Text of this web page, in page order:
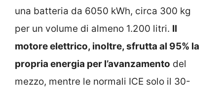
una batteria da 6050 kWh, circa 300 kg
per un volume di almeno 1.200 litri. Il
motore elettrico, inoltre, sfrutta al 95% la
propria energia per l’avanzamento del
mezzo, mentre le normali ICE solo il 30-